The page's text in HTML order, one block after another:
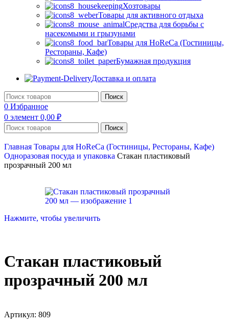
Хозтовары
Товары для активного отдыха
Средства для борьбы с
насекомыми и грызунами
Товары для HoReCa (Гостиницы,
Рестораны, Кафе)
Бумажная продукция
Доставка и оплата
Поиск
0 Избранное
0 элемент 0,00 ₽
Поиск
Главная Товары для HoReCa (Гостиницы, Рестораны, Кафе)
Одноразовая посуда и упаковка Стакан пластиковый
прозрачный 200 мл
Нажмите, чтобы увеличить
Стакан пластиковый
прозрачный 200 мл
Артикул: 809